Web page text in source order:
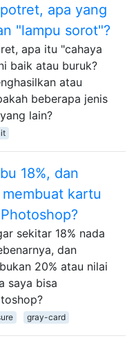
apa yang
"lampu sorot"?
apa itu "cahaya
baik atau buruk?
atau
beberapa jenis
lain?
18%, dan
kartu
sekitar 18% nada
dan
20% atau nilai
saya bisa
gray-card